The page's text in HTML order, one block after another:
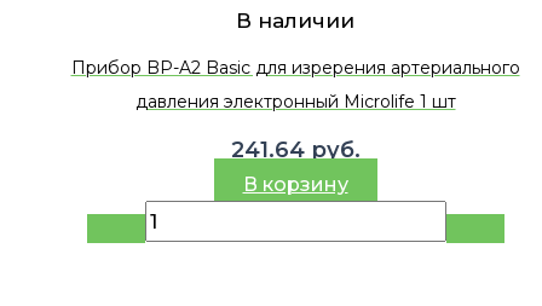
В наличии
Прибор BP-A2 Basic для изререния артериального
давления электронный Microlife 1 шт
241.64 руб.
В корзину